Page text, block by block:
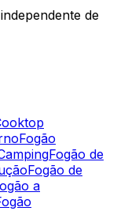
de
Fogão
Fogão de
Fogão de
a